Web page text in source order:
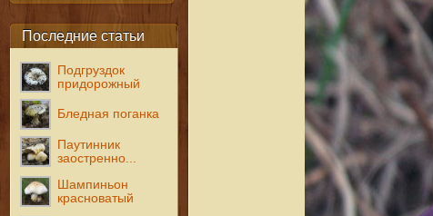
Последние статьи
Подгруздок
придорожный
Бледная поганка
Паутинник
заостренно...
Шампиньон
красноватый